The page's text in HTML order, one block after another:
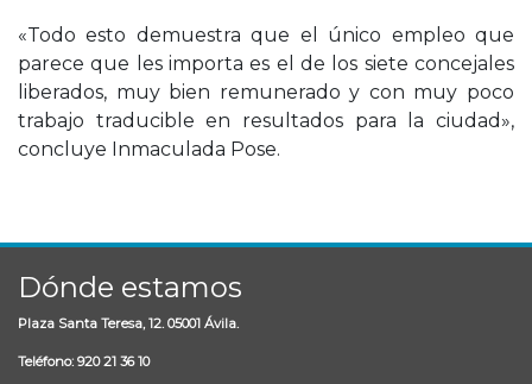
«Todo esto demuestra que el único empleo que
parece que les importa es el de los siete concejales
liberados, muy bien remunerado y con muy poco
trabajo traducible en resultados para la ciudad»,
concluye Inmaculada Pose.
Dónde estamos
Plaza Santa Teresa, 12. 05001 Ávila.
Teléfono: 920 21 36 10